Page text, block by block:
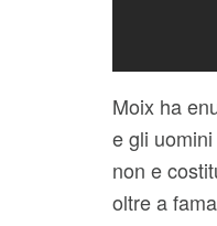
Moix ha
e gli
non e
oltre a